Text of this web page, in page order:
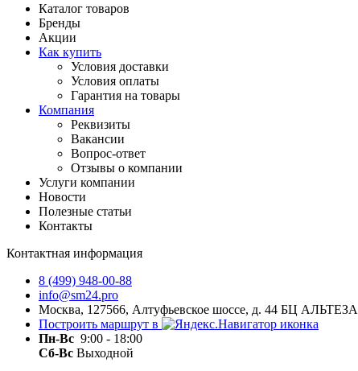
Каталог товаров
Бренды
Акции
Как купить
Условия доставки
Условия оплаты
Гарантия на товары
Компания
Реквизиты
Вакансии
Вопрос-ответ
Отзывы о компании
Услуги компании
Новости
Полезные статьи
Контакты
Контактная информация
8 (499) 948-00-88
info@sm24.pro
Москва, 127566, Алтуфьевское шоссе, д. 44 БЦ АЛЬТЕЗА
Построить маршрут в
Пн-Вс 9:00 - 18:00
Сб-Вс Выходной